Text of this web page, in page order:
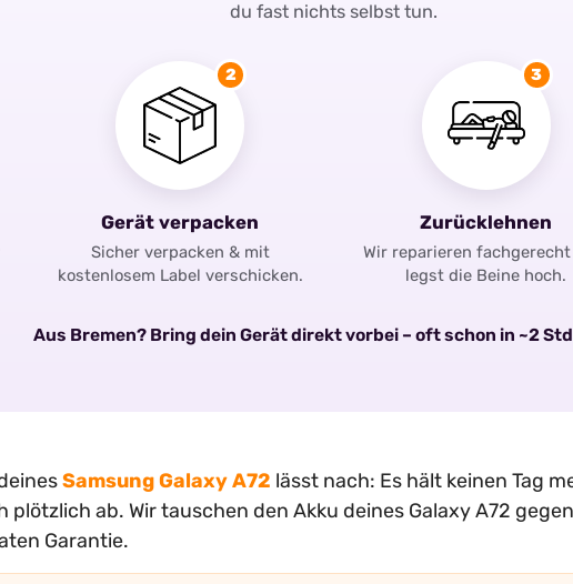
du fast nichts selbst tun.
2
Gerät verpacken
Sicher verpacken & mit
kostenlosem Label verschicken.
3
Zurücklehnen
Wir reparieren fachgerecht
legst die Beine hoch.
Aus Bremen? Bring dein Gerät direkt vorbei – oft schon in ~2
Samsung Galaxy A72 lässt nach: Es hält keinen Tag
plötzlich ab. Wir tauschen den Akku deines Galaxy A72
Garantie.